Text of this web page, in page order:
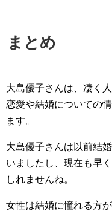
まとめ
大島優子さんは、凄く
恋愛や結婚についての
ます。
大島優子さんは以前結
いましたし、現在も早
しれませんね。
女性は結婚に憧れる方